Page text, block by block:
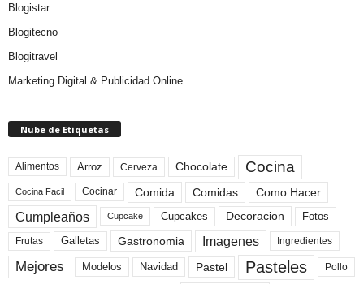
Blogistar
Blogitecno
Blogitravel
Marketing Digital & Publicidad Online
Nube de Etiquetas
Alimentos Arroz Cerveza Chocolate Cocina
Cocina Facil Cocinar Comida Comidas Como Hacer
Cumpleaños Cupcake Cupcakes Decoracion Fotos
Frutas Galletas Gastronomia Imagenes Ingredientes
Mejores Modelos Navidad Pastel Pasteles Pollo